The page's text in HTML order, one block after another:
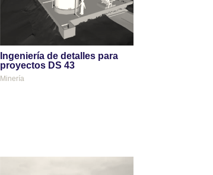
Ingeniería de detalles para
proyectos DS 43
Minería